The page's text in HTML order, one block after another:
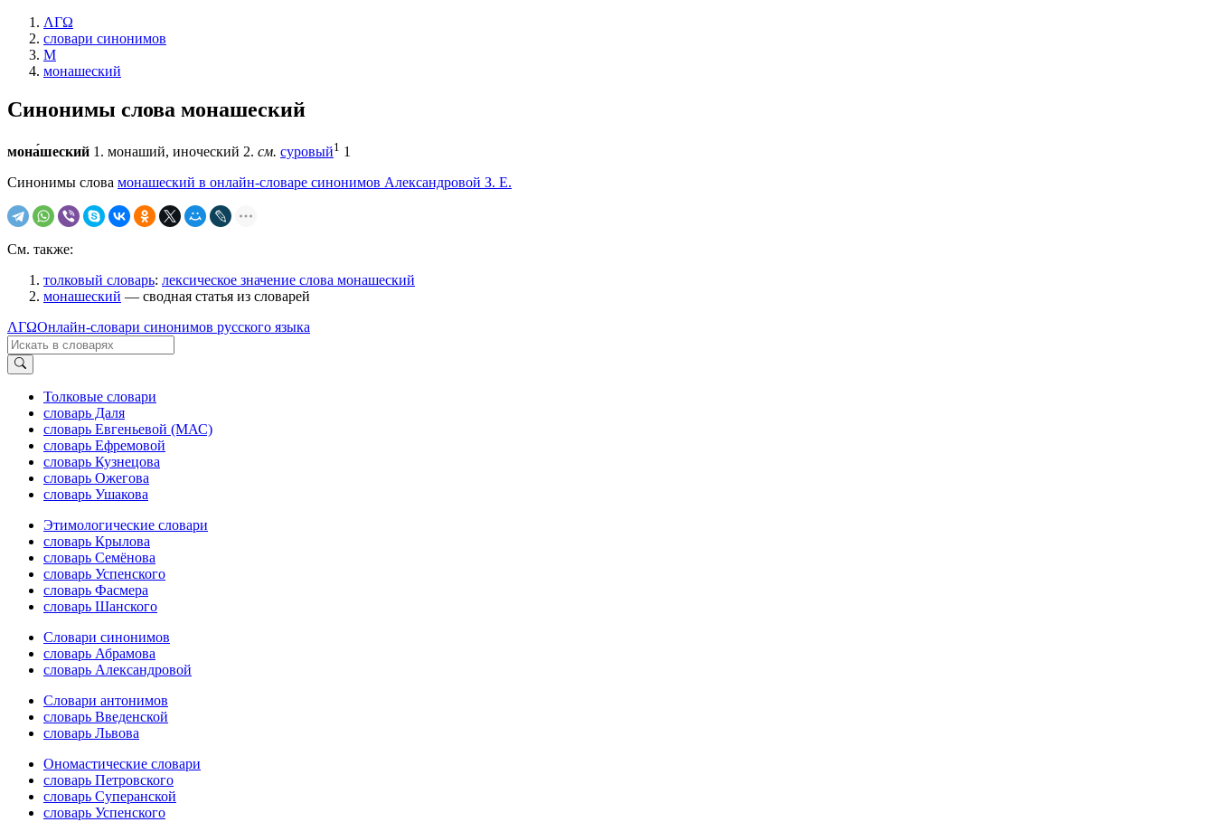
ΛΓΩ
словари синонимов
М
монашеский
Синонимы слова монашеский
мона́шеский 1. монаший, иноческий 2. см. суровый1 1
Синонимы слова монашеский в онлайн-словаре синонимов Александровой З. Е.
См. также:
толковый словарь: лексическое значение слова монашеский
монашеский — сводная статья из словарей
ΛΓΩОнлайн-словари синонимов русского языка
Толковые словари
словарь Даля
словарь Евгеньевой (МАС)
словарь Ефремовой
словарь Кузнецова
словарь Ожегова
словарь Ушакова
Этимологические словари
словарь Крылова
словарь Семёнова
словарь Успенского
словарь Фасмера
словарь Шанского
Словари синонимов
словарь Абрамова
словарь Александровой
Словари антонимов
словарь Введенской
словарь Львова
Ономастические словари
словарь Петровского
словарь Суперанской
словарь Успенского